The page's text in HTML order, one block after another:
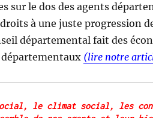
sur le dos des agents
à une juste progression
départemental fait des
départementaux (lire notre
le climat social, les